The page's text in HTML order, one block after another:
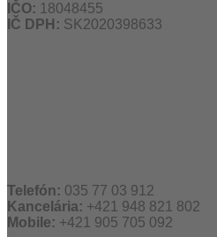
IČO: 18048455
IČ DPH: SK2020398633
Telefón: 035 77 03 912
Kancelária: +421 948 821 802
Mobile: +421 905 705 092